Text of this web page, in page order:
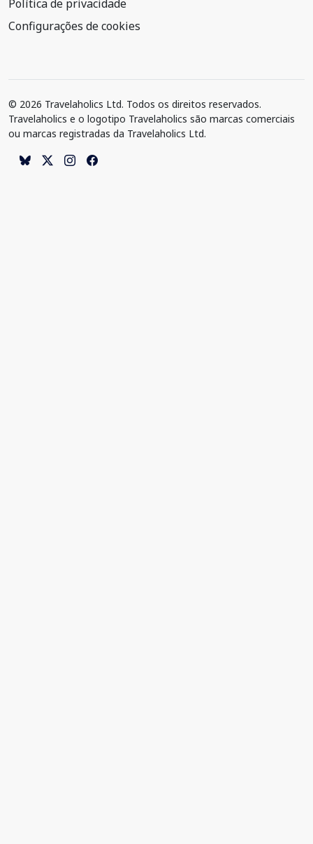
Política de privacidade
Configurações de cookies
© 2026 Travelaholics Ltd. Todos os direitos reservados.
Travelaholics e o logotipo Travelaholics são marcas comerciais
ou marcas registradas da Travelaholics Ltd.